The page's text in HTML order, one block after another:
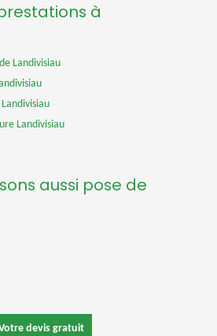
à
Landivisiau
Landivisiau
aussi pose de
devis gratuit